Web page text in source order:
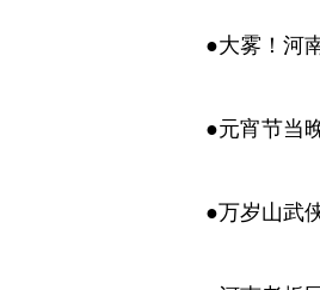
●大雾！河
●元宵节当
●万岁山武